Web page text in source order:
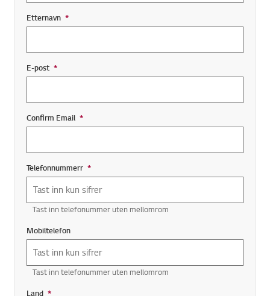
Etternavn *
E-post *
Confirm Email *
Telefonnummerr *
Tast inn telefonummer uten mellomrom
Mobiltelefon
Tast inn telefonummer uten mellomrom
Land *